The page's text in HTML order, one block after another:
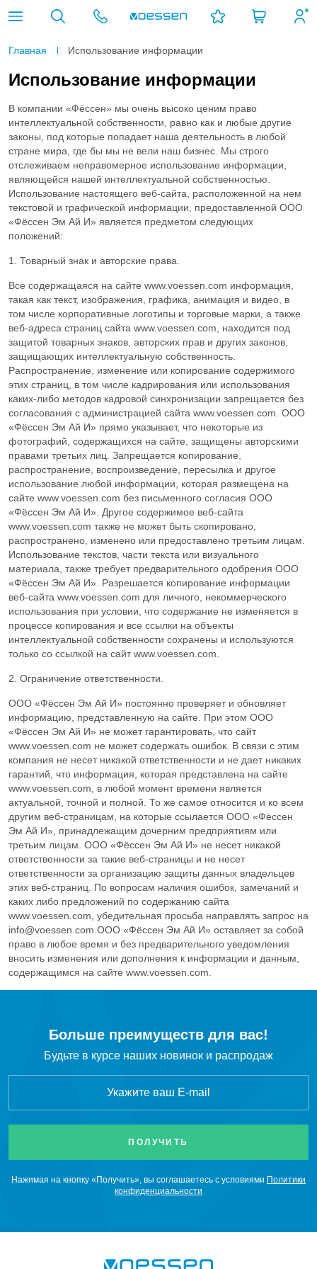
Главная Использование информации
Использование информации
В компании «Фёссен» мы очень высоко ценим право
интеллектуальной собственности, равно как и любые другие
законы, под которые попадает наша деятельность в любой
стране мира, где бы мы не вели наш бизнес. Мы строго
отслеживаем неправомерное использование информации,
являющейся нашей интеллектуальной собственностью.
Использование настоящего веб-сайта, расположенной на нем
текстовой и графической информации, предоставленной ООО
«Фёссен Эм Ай И» является предметом следующих
положений:
1. Товарный знак и авторские права.
Все содержащаяся на сайте www.voessen.com информация,
такая как текст, изображения, графика, анимация и видео, в
том числе корпоративные логотипы и торговые марки, а также
веб-адреса страниц сайта www.voessen.com, находится под
защитой товарных знаков, авторских прав и других законов,
защищающих интеллектуальную собственность.
Распространение, изменение или копирование содержимого
этих страниц, в том числе кадрирования или использования
каких-либо методов кадровой синхронизации запрещается без
согласования с администрацией сайта www.voessen.com. ООО
«Фёссен Эм Ай И» прямо указывает, что некоторые из
фотографий, содержащихся на сайте, защищены авторскими
правами третьих лиц. Запрещается копирование,
распространение, воспроизведение, пересылка и другое
использование любой информации, которая размещена на
сайте www.voessen.com без письменного согласия ООО
«Фёссен Эм Ай И». Другое содержимое веб-сайта
www.voessen.com также не может быть скопировано,
распространено, изменено или предоставлено третьим лицам.
Использование текстов, части текста или визуального
материала, также требует предварительного одобрения ООО
«Фёссен Эм Ай И». Разрешается копирование информации
веб-сайта www.voessen.com для личного, некоммерческого
использования при условии, что содержание не изменяется в
процессе копирования и все ссылки на объекты
интеллектуальной собственности сохранены и используются
только со ссылкой на сайт www.voessen.com.
2. Ограничение ответственности.
ООО «Фёссен Эм Ай И» постоянно проверяет и обновляет
информацию, представленную на сайте. При этом ООО
«Фёссен Эм Ай И» не может гарантировать, что сайт
www.voessen.com не может содержать ошибок. В связи с этим
компания не несет никакой ответственности и не дает никаких
гарантий, что информация, которая представлена на сайте
www.voessen.com, в любой момент времени является
актуальной, точной и полной. То же самое относится и ко всем
другим веб-страницам, на которые ссылается ООО «Фёссен
Эм Ай И», принадлежащим дочерним предприятиям или
третьим лицам. ООО «Фёссен Эм Ай И» не несет никакой
ответственности за такие веб-страницы и не несет
ответственности за организацию защиты данных владельцев
этих веб-страниц. По вопросам наличия ошибок, замечаний и
каких либо предложений по содержанию сайта
www.voessen.com, убедительная просьба направлять запрос на
info@voessen.com.ООО «Фёссен Эм Ай И» оставляет за собой
право в любое время и без предварительного уведомления
вносить изменения или дополнения к информации и данным,
содержащимся на сайте www.voessen.com.
Больше преимуществ для вас!
Будьте в курсе наших новинок и распродаж
Нажимая на кнопку «Получить», вы соглашаетесь с условиями Политики
конфиденциальности
N2Азот
ArАргон
C2H2Ацетилен
HBrБромоводород
i-C4H10изо-Бутан
H Водород
HeГелий
2 H6 Диметиловый эфир
NO2Диоксид азота
2
SiH2 Cl2Дихлорсилан
N2OЗакись азота
i-C H изо-Бутилен
O2Кислород
KrКриптон
CH4 Метан
SiH4Моносилан
NOОксид азота
C2H4OОксид этилена
C H Пропан
C3H6Пропилен
SO Сернистый ангидрид
Сероводород
Тетрахлорид кремния
Бор треххлористый
2
Поверочные газовые смеси ГСО-ПГС, калибровочные
Для чистых 6.0 и других специальных газов
Баллонные редукторы
Линейные регуляторы
Баллонные редукторы для азота
Баллонные редукторы для аргона
Баллонные редукторы для ацетилена
Баллонные редукторы для водорода
Баллонные редукторы для гелия
Баллонные редукторы для кислорода
Баллонные редукторы для пропана
Баллонные редукторы для сжатого воздуха
Трубы
Фитинги
Обжимные трубные фитинги
Резьбовые фитинги
Реквизиты компании
Сертификаты и лицензии
Технические условия
Вакансии
Контакты
Использование информации
Данные для госорганов